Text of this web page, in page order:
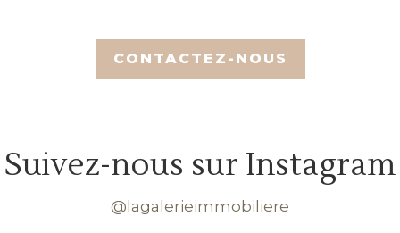
Suivez-nous sur Instagram
@lagalerieimmobiliere